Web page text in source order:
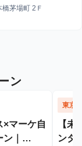
茅場町 2Ｆ
ン
×マーケ自
｜
東京
【
ンタ